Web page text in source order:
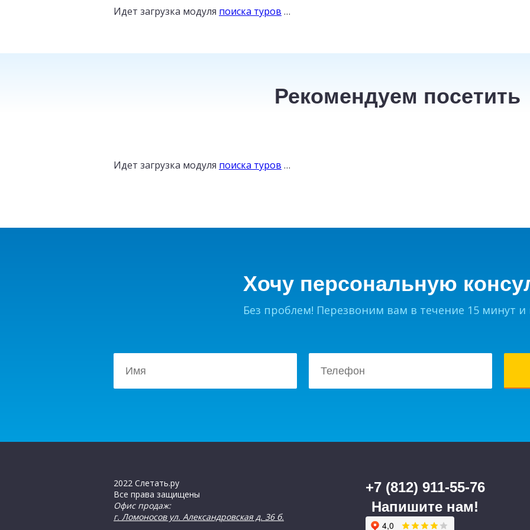
Идет загрузка модуля поиска туров …
Рекомендуем посетить
16
Идет загрузка модуля поиска туров …
Хочу персональную
Без проблем! Перезвоним вам в течение 15 минут и
2022 Слетать.ру
Все права защищены
Офис продаж:
г. Ломоносов ул. Александровская д. 36 б.
+7 (812) 911-55-76
Напишите нам!